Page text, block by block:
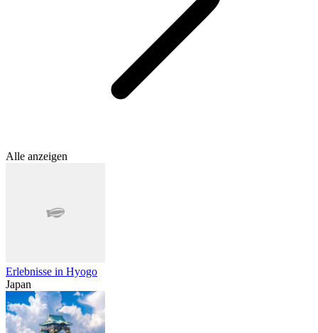
Alle anzeigen
Erlebnisse in Hyogo
Japan